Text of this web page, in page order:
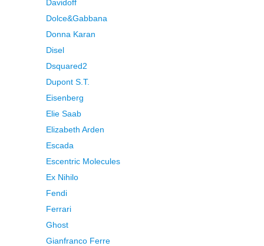
Davidoff
Dolce&Gabbana
Donna Karan
Disel
Dsquared2
Dupont S.T.
Eisenberg
Elie Saab
Elizabeth Arden
Escada
Escentric Molecules
Ex Nihilo
Fendi
Ferrari
Ghost
Gianfranco Ferre